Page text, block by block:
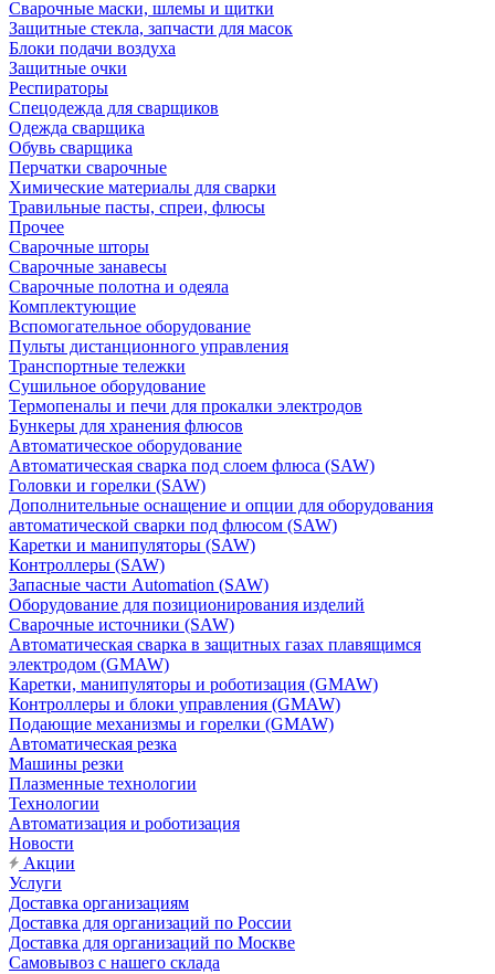
Сварочные маски, шлемы и щитки
Защитные стекла, запчасти для масок
Блоки подачи воздуха
Защитные очки
Респираторы
Спецодежда для сварщиков
Одежда сварщика
Обувь сварщика
Перчатки сварочные
Химические материалы для сварки
Травильные пасты, спреи, флюсы
Прочее
Сварочные шторы
Сварочные занавесы
Сварочные полотна и одеяла
Комплектующие
Вспомогательное оборудование
Пульты дистанционного управления
Транспортные тележки
Сушильное оборудование
Термопеналы и печи для прокалки электродов
Бункеры для хранения флюсов
Автоматическое оборудование
Автоматическая сварка под слоем флюса (SAW)
Головки и горелки (SAW)
Дополнительные оснащение и опции для оборудования
автоматической сварки под флюсом (SAW)
Каретки и манипуляторы (SAW)
Контроллеры (SAW)
Запасные части Automation (SAW)
Оборудование для позиционирования изделий
Сварочные источники (SAW)
Автоматическая сварка в защитных газах плавящимся
электродом (GMAW)
Каретки, манипуляторы и роботизация (GMAW)
Контроллеры и блоки управления (GMAW)
Подающие механизмы и горелки (GMAW)
Автоматическая резка
Машины резки
Плазменные технологии
Технологии
Автоматизация и роботизация
Новости
Акции
Услуги
Доставка организациям
Доставка для организаций по России
Доставка для организаций по Москве
Самовывоз с нашего склада